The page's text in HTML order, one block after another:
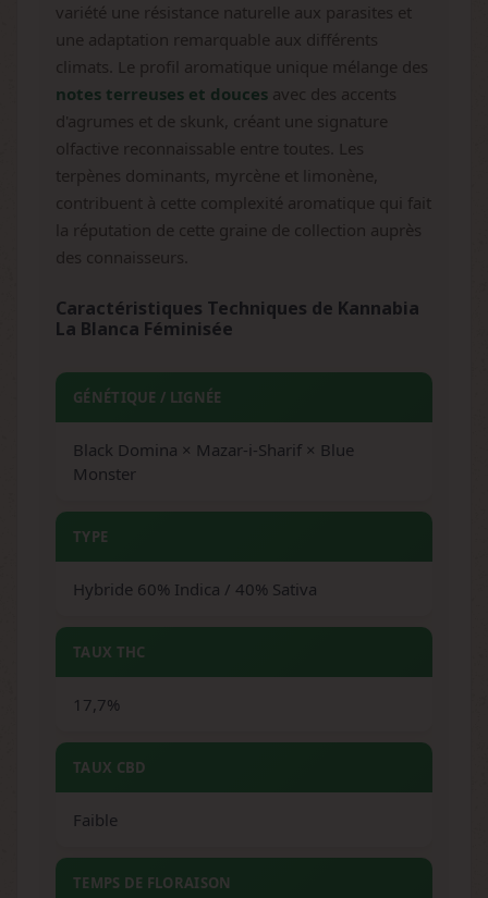
variété une résistance naturelle aux parasites et
une adaptation remarquable aux différents
climats. Le profil aromatique unique mélange des
notes terreuses et douces avec des accents
d'agrumes et de skunk, créant une signature
olfactive reconnaissable entre toutes. Les
terpènes dominants, myrcène et limonène,
contribuent à cette complexité aromatique qui fait
la réputation de cette graine de collection auprès
des connaisseurs.
Caractéristiques Techniques de Kannabia
La Blanca Féminisée
GÉNÉTIQUE / LIGNÉE
Black Domina × Mazar-i-Sharif × Blue
Monster
TYPE
Hybride 60% Indica / 40% Sativa
TAUX THC
17,7%
TAUX CBD
Faible
TEMPS DE FLORAISON